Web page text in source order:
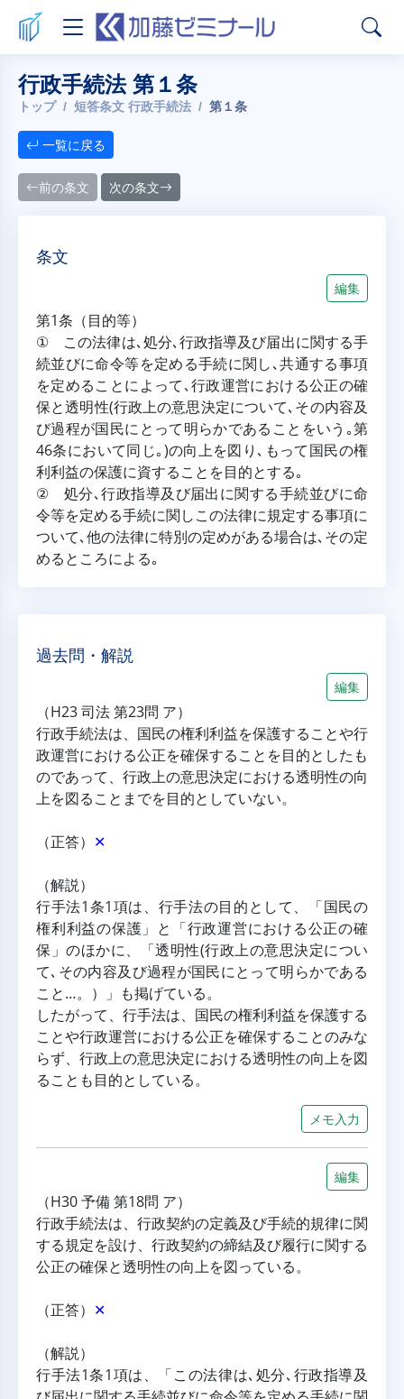
行政手続法 第１条
トップ 短答条文 行政手続法 第１条
一覧に戻る
前の条文 次の条文
条文
編集
第1条（目的等）
① この法律は､処分､行政指導及び届出に関する手
続並びに命令等を定める手続に関し､共通する事項
を定めることによって､行政運営における公正の確
保と透明性(行政上の意思決定について､その内容及
び過程が国民にとって明らかであることをいう｡第
46条において同じ｡)の向上を図り､もって国民の権
利利益の保護に資することを目的とする｡
② 処分､行政指導及び届出に関する手続並びに命
令等を定める手続に関しこの法律に規定する事項に
ついて､他の法律に特別の定めがある場合は､その定
めるところによる｡
過去問・解説
編集
（H23 司法 第23問 ア）
行政手続法は、国民の権利利益を保護することや行
政運営における公正を確保することを目的としたも
のであって、行政上の意思決定における透明性の向
上を図ることまでを目的としていない。
（正答） ✕
（解説）
行手法1条1項は、行手法の目的として、「国民の
権利利益の保護」と「行政運営における公正の確
保」のほかに、「透明性(行政上の意思決定につい
て､その内容及び過程が国民にとって明らかである
こと…。）」も掲げている。
したがって、行手法は、国民の権利利益を保護する
ことや行政運営における公正を確保することのみな
らず、行政上の意思決定における透明性の向上を図
ることも目的としている。
メモ入力
編集
（H30 予備 第18問 ア）
行政手続法は、行政契約の定義及び手続的規律に関
する規定を設け、行政契約の締結及び履行に関する
公正の確保と透明性の向上を図っている。
（正答） ✕
（解説）
行手法1条1項は、「この法律は､処分､行政指導及